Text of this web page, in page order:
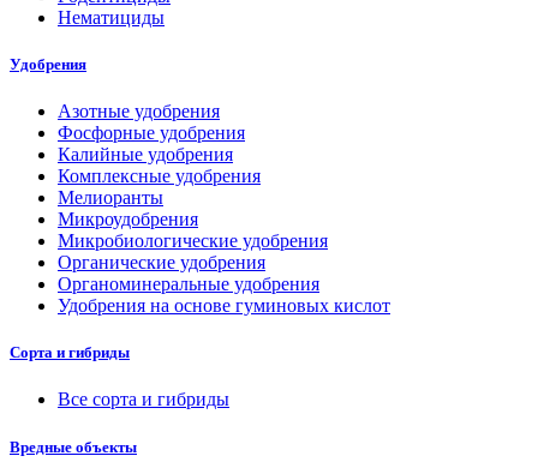
Нематициды
Удобрения
Азотные удобрения
Фосфорные удобрения
Калийные удобрения
Комплексные удобрения
Мелиоранты
Микроудобрения
Микробиологические удобрения
Органические удобрения
Органоминеральные удобрения
Удобрения на основе гуминовых кислот
Сорта и гибриды
Все сорта и гибриды
Вредные объекты